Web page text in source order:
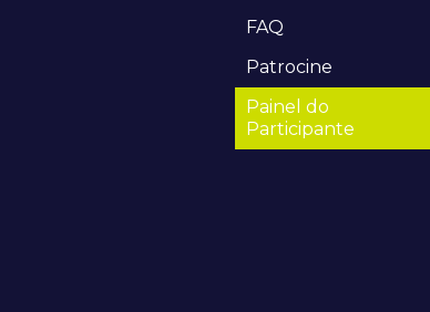
FAQ
Patrocine
Painel do
Participante